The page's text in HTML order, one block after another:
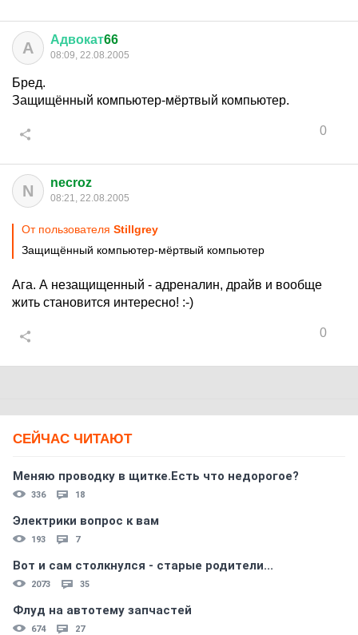
А Адвокат66
08:09, 22.08.2005
Бред.
Защищённый компьютер-мёртвый компьютер.
0
N necroz
08:21, 22.08.2005
От пользователя Stillgrey
Защищённый компьютер-мёртвый компьютер
Ага. А незащищенный - адреналин, драйв и вообще
жить становится интересно! :-)
0
СЕЙЧАС ЧИТАЮТ
Меняю проводку в щитке.Есть что недорогое?
336 18
Электрики вопрос к вам
193 7
Вот и сам столкнулся - старые родители...
2073 35
Флуд на автотему запчастей
674 27